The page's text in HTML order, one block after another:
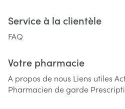
Service à la clientèle
FAQ
Votre pharmacie
A propos de nous Liens utiles
Pharmacien de garde